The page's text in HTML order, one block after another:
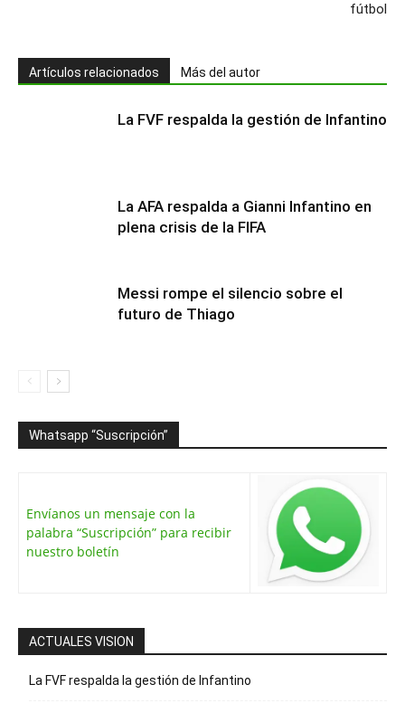
fútbol
Artículos relacionados Más del autor
La FVF respalda la gestión de Infantino
La AFA respalda a Gianni Infantino en
plena crisis de la FIFA
Messi rompe el silencio sobre el
futuro de Thiago
Whatsapp “Suscripción”
Envíanos un mensaje con la
palabra “Suscripción” para recibir
nuestro boletín
ACTUALES VISION
La FVF respalda la gestión de Infantino